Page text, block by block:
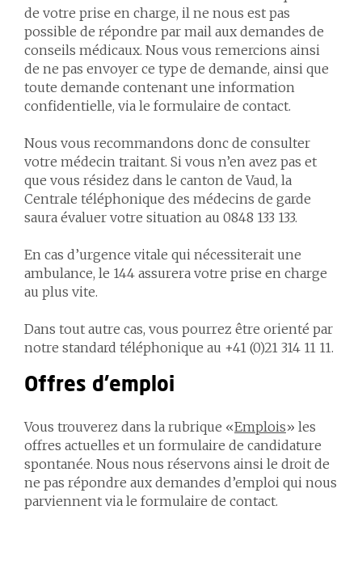
de votre prise en charge, il ne nous est pas
possible de répondre par mail aux demandes de
conseils médicaux. Nous vous remercions ainsi
de ne pas envoyer ce type de demande, ainsi que
toute demande contenant une information
confidentielle, via le formulaire de contact.
Nous vous recommandons donc de consulter
votre médecin traitant. Si vous n’en avez pas et
que vous résidez dans le canton de Vaud, la
Centrale téléphonique des médecins de garde
saura évaluer votre situation au 0848 133 133.
En cas d’urgence vitale qui nécessiterait une
ambulance, le 144 assurera votre prise en charge
au plus vite.
Dans tout autre cas, vous pourrez être orienté par
notre standard téléphonique au +41 (0)21 314 11 11.
Offres d’emploi
Vous trouverez dans la rubrique «Emplois» les
offres actuelles et un formulaire de candidature
spontanée. Nous nous réservons ainsi le droit de
ne pas répondre aux demandes d’emploi qui nous
parviennent via le formulaire de contact.